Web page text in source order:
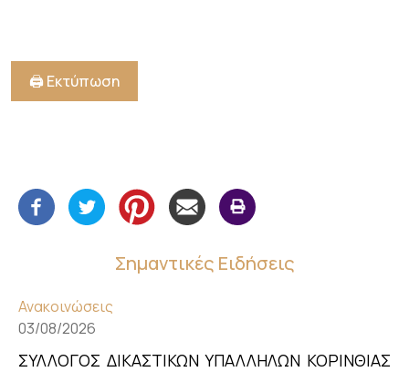
Σημαντικές Ειδήσεις
Ανακοινώσεις
03/08/2026
ΣΥΛΛΟΓΟΣ ΔΙΚΑΣΤΙΚΩΝ ΥΠΑΛΛΗΛΩΝ ΚΟΡΙΝΘΙΑΣ
🖨️ Εκτύπωση